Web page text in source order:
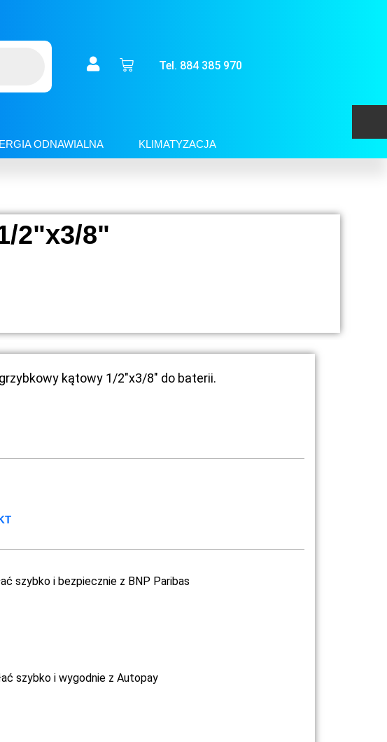
Tel. 884 385 970
ODNAWIALNA KLIMATYZACJA
2"x3/8"
kątowy 1/2″x3/8″ do baterii.
szybko i bezpiecznie z BNP Paribas
szybko i wygodnie z Autopay